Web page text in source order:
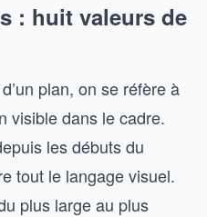
: huit valeurs de
plan, on se réfère à
visible dans le cadre.
les débuts du
tout le langage visuel.
plus large au plus